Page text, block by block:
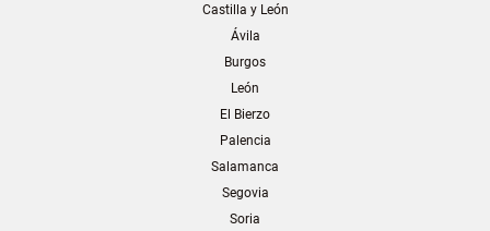
Castilla y León
Ávila
Burgos
León
El Bierzo
Palencia
Salamanca
Segovia
Soria